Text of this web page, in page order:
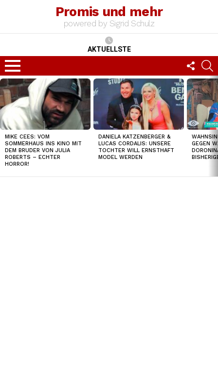
Promis und mehr
powered by Sigrid Schulz
AKTUELLSTE
Menu
US
TOP
NEWS
MIKE CEES: VOM
SOMMERHAUS INS KINO MIT
DEM BRUDER VON JULIA
ROBERTS – ECHTER
HORROR!
DANIELA KATZENBERGER &
LUCAS CORDALIS: UNSERE
TOCHTER WILL ERNSTHAFT
MODEL WERDEN
GEGEN